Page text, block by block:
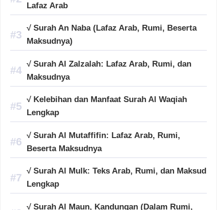
Lafaz Arab
√ Surah An Naba (Lafaz Arab, Rumi, Beserta
Maksudnya)
√ Surah Al Zalzalah: Lafaz Arab, Rumi, dan
Maksudnya
√ Kelebihan dan Manfaat Surah Al Waqiah
Lengkap
√ Surah Al Mutaffifin: Lafaz Arab, Rumi,
Beserta Maksudnya
√ Surah Al Mulk: Teks Arab, Rumi, dan Maksud
Lengkap
√ Surah Al Maun, Kandungan (Dalam Rumi,